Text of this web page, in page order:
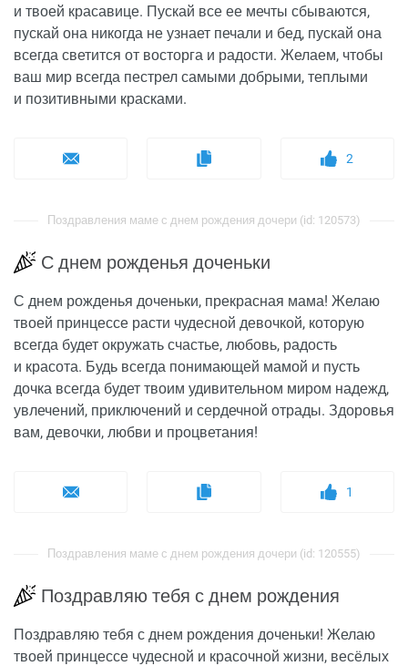
и твоей красавице. Пускай все ее мечты сбываются,
пускай она никогда не узнает печали и бед, пускай она
всегда светится от восторга и радости. Желаем, чтобы
ваш мир всегда пестрел самыми добрыми, теплыми
и позитивными красками.
2
Поздравления маме с днем рождения дочери (id: 120573)
С днем рожденья доченьки
С днем рожденья доченьки, прекрасная мама! Желаю
твоей принцессе расти чудесной девочкой, которую
всегда будет окружать счастье, любовь, радость
и красота. Будь всегда понимающей мамой и пусть
дочка всегда будет твоим удивительном миром надежд,
увлечений, приключений и сердечной отрады. Здоровья
вам, девочки, любви и процветания!
1
Поздравления маме с днем рождения дочери (id: 120555)
Поздравляю тебя с днем рождения
Поздравляю тебя с днем рождения доченьки! Желаю
твоей принцессе чудесной и красочной жизни, весёлых